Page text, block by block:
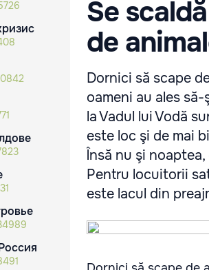
Se
de
Dornici să scape
oameni au ales
la Vadul lui Vodă
este loc şi de mai
Însă nu şi
Pentru locuitorii
este lacul din